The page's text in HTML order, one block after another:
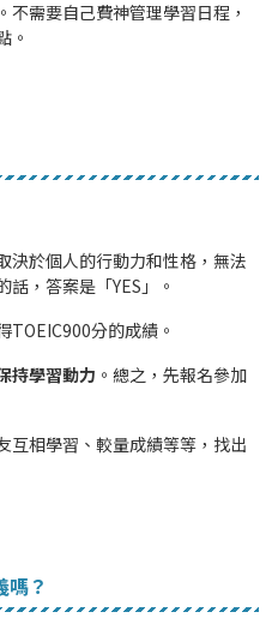
需要自己費神管理學習日程，
。
決於個人的行動力和性格，無法
，答案是「YES」。
TOEIC900分的成績。
持學習動力 。總之，先報名參加
互相學習、較量成績等等，找出
？